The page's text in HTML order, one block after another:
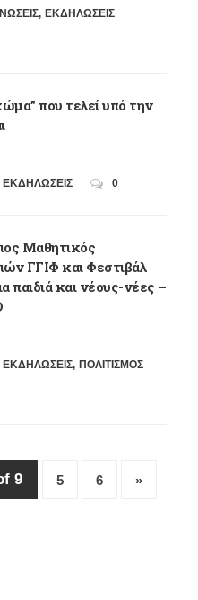
, ΕΚΔΗΛΩΣΕΙΣ
που τελεί υπό την
ΕΚΔΗΛΩΣΕΙΣ 0
Μαθητικός
ΓΓΙΦ και Φεστιβάλ
παιδιά και νέους-νέες –
ΕΚΔΗΛΩΣΕΙΣ, ΠΟΛΙΤΙΣΜΟΣ
9 5 6 »